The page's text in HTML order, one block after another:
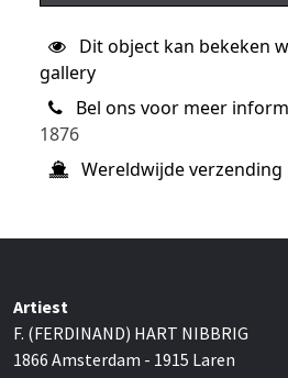
Dit object kan bekeken
gallery
Bel ons voor meer
1876
Wereldwijde
Artiest
F. (FERDINAND) HART NIBBRIG
1866 Amsterdam - 1915 Laren